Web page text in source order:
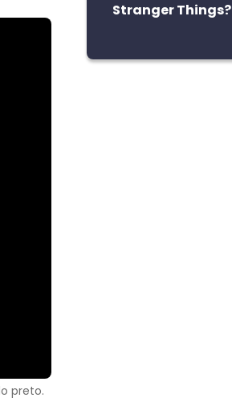
preto.
Stranger Things?